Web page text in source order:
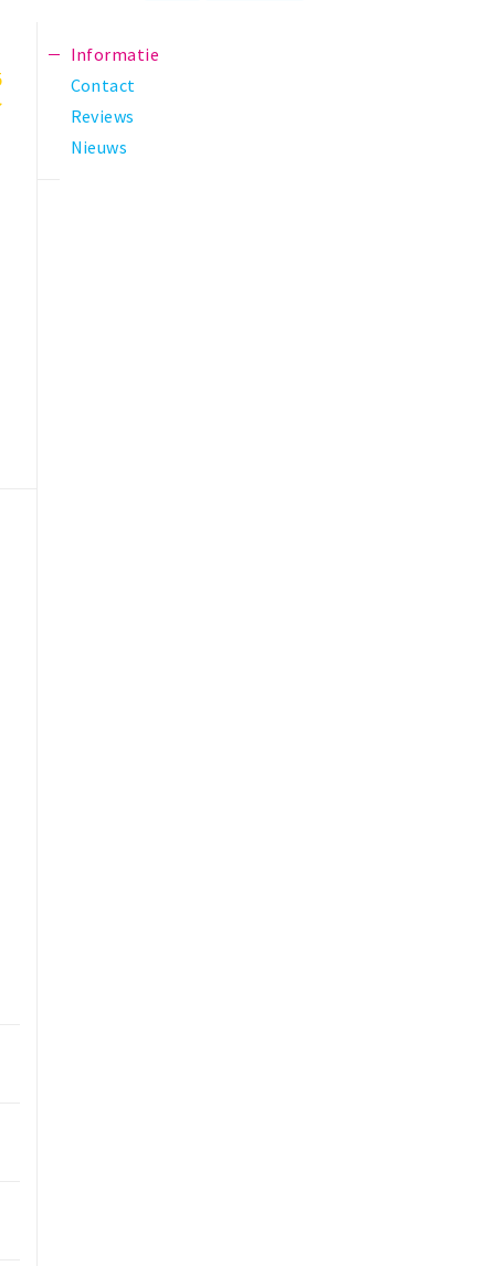
Informatie
Contact
Reviews
Nieuws